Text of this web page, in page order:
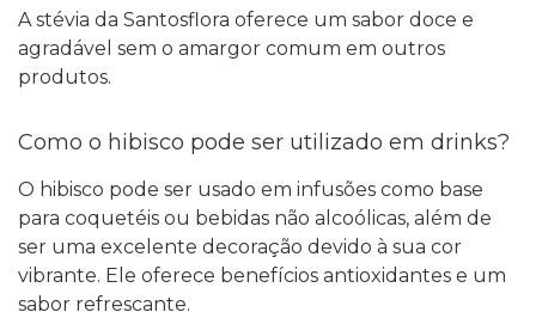
A stévia da Santosflora oferece um sabor doce e
agradável sem o amargor comum em outros
produtos.
Como o hibisco pode ser utilizado em drinks?
O hibisco pode ser usado em infusões como base
para coquetéis ou bebidas não alcoólicas, além de
ser uma excelente decoração devido à sua cor
vibrante. Ele oferece benefícios antioxidantes e um
sabor refrescante.